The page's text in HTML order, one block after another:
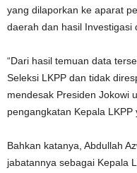
yang dilaporkan ke aparat
daerah dan hasil Investigasi
“Dari hasil temuan data
Seleksi LKPP dan tidak
mendesak Presiden Jokowi
pengangkatan Kepala LKPP
Bahkan katanya, Abdullah
jabatannya sebagai Kepala